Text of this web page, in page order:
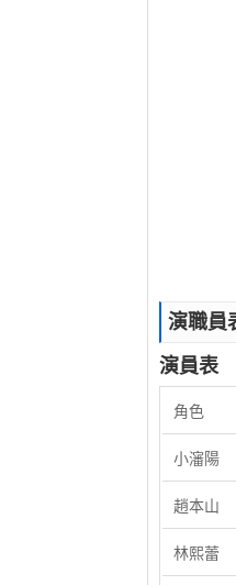
演職員
演員表
角色
小瀋陽
趙本山
林熙蕾